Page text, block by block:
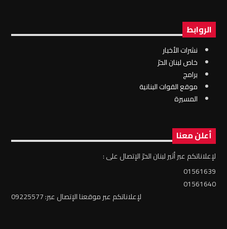
الروابط
نشرات الأخبار
خاص لبنان الحرّ
برامج
موقع القوات البنانية
المسيرة
أعلن معنا
لإعلاناتكم عبر أثير لبنان الحرّ الإتصال على :
01561639
01561640
لإعلاناتكم عبر موقعنا الإتصال عبر: 09225577